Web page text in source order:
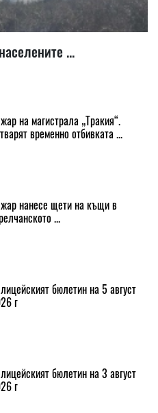
...
на магистрала „Тракия“.
временно отбивката ...
нанесе щети на къщи в
...
бюлетин на 5 август
г
бюлетин на 3 август
г